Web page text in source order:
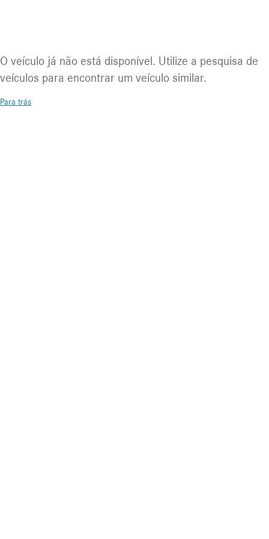
O veículo já não está disponível. Utilize a pesquisa de
veículos para encontrar um veículo similar.
Para trás